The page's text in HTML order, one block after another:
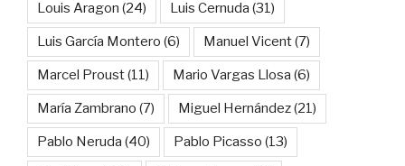
Louis Aragon (24) Luis Cernuda (31)
Luis García Montero (6) Manuel Vicent(7)
Marcel Proust(11) Mario Vargas Llosa (6)
María Zambrano (7) Miguel Hernández(21)
Pablo Neruda (40) Pablo Picasso (13)